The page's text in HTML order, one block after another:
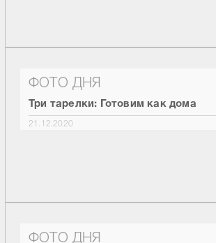
ФОТО ДНЯ
Три тарелки: Готовим как дома
21.12.2020
ФОТО ДНЯ